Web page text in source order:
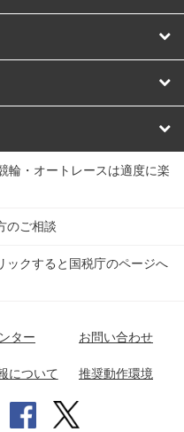
手競輪場 宇都宮競輪場
大垣競輪場 豊橋競輪場
日市競輪場
向日町競輪場
・オートレースは適度に楽
のご相談
ックすると国税庁のページへ
ター お問い合わせ
について 推奨動作環境